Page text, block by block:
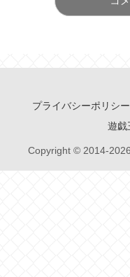
プライバシーポリシー
遊戯
Copyright © 2014-